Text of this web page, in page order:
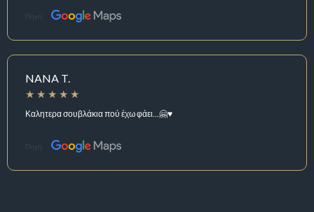
Πηγή:
NANA T.
Καλητερα σουβλάκια πού έχω φάει...🤗♥️
Πηγή: